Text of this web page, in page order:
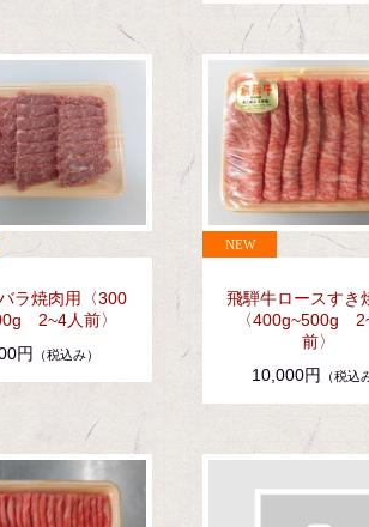
ラ焼肉用〈300
2~4人前〉
円
（税込み）
飛騨牛ロースすき
〈400g~500g
前〉
10,000円
（税込